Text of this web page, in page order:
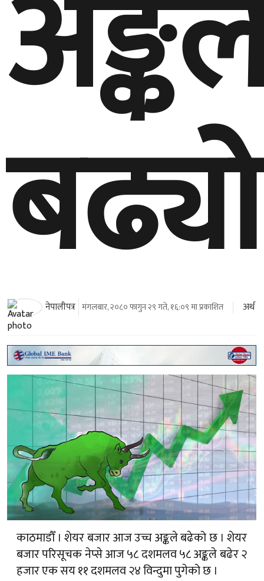
बढ्यो
काठमाडौँ । शेयर बजार आज उच्च अङ्कले बढेको छ । शेयर
बजार परिसूचक नेप्से आज ५८ दशमलव ५८ अङ्कले बढेर २
हजार एक सय ११ दशमलव २४ विन्दुमा पुगेको छ ।
आज सबै समूहको शेयर बढेकोमा बीमा समूह, होटल तथा